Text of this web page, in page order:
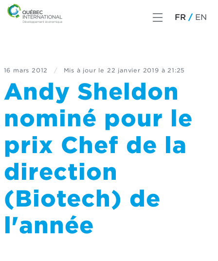
FR EN
16 mars 2012 / Mis à jour le 22 janvier 2019 à 21:25
Andy Sheldon
nominé pour le
prix Chef de la
direction
(Biotech) de
l'année